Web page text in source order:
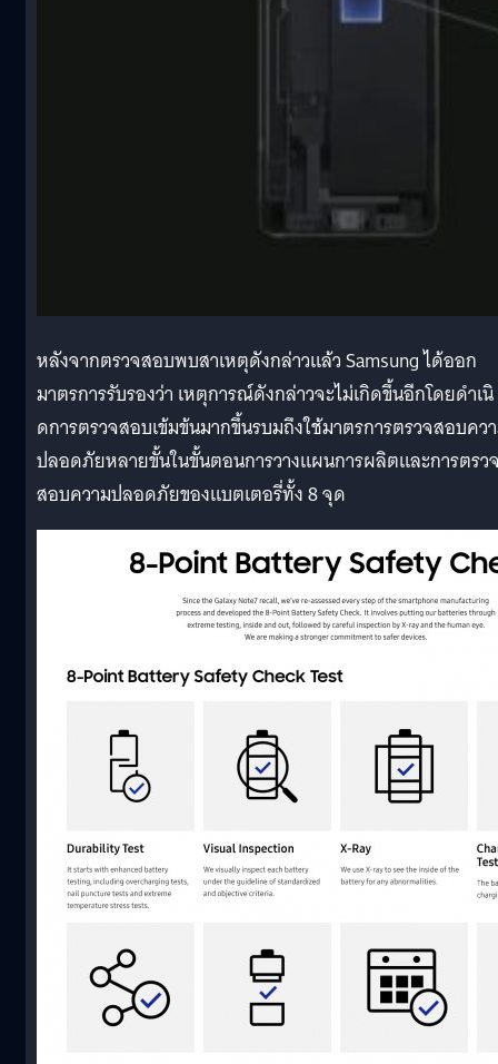
หลังจากตรวจสอบพบสาเหตุดังกล่าวแล้ว Samsung ได้ออก
มาตรการรับรองว่า เหตุการณ์ดังกล่าวจะไม่เกิดขึ้นอีกโดยดำเนิ
ดการตรวจสอบเข้มข้นมากขึ้นรบมถึงใช้มาตรการตรวจสอบคว
ปลอดภัยหลายขั้นในขั้นตอนการวางแผนการผลิตและการตรว
สอบความปลอดภัยของแบตเตอรี่ทั้ง 8 จุด